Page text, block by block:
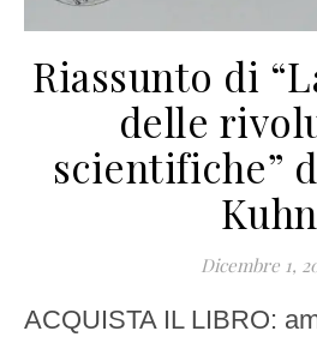
Riassunto di
delle
scientifiche”
Kuhn
Dicembre 1,
ACQUISTA IL LIBRO: